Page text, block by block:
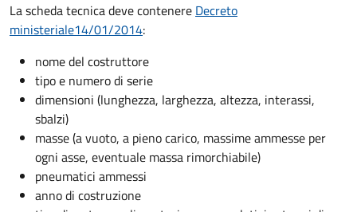
La scheda tecnica deve contenere Decreto
ministeriale14/01/2014:
nome del costruttore
tipo e numero di serie
dimensioni (lunghezza, larghezza, altezza, interassi,
sbalzi)
masse (a vuoto, a pieno carico, massime ammesse per
ogni asse, eventuale massa rimorchiabile)
pneumatici ammessi
anno di costruzione